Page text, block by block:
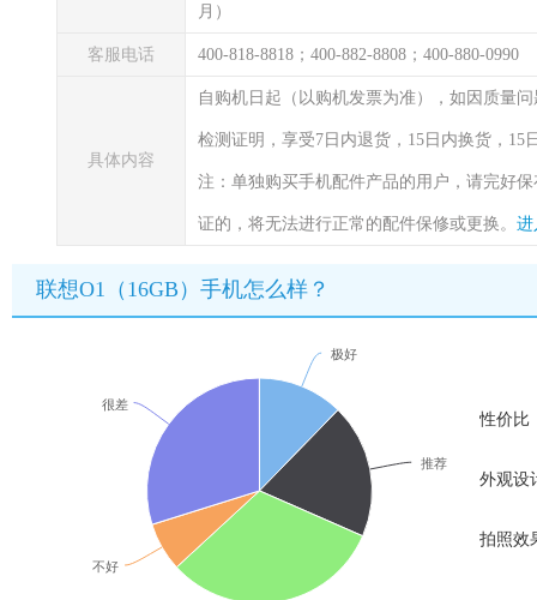
月）
客服电话 400-818-8818；400-882-8808；400-880-0990
具体内容
自购机日起（以购机发票为准），如因质量
检测证明，享受7日内退货，15日内换货，
注：单独购买手机配件产品的用户，请完好
证的，将无法进行正常的配件保修或更换。 进
联想O1（16GB）手机怎么样？
极好
推荐
不好
很差
性价比
外观设
拍照效